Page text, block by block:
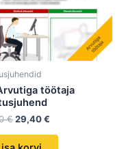
töötaja
€29,40€